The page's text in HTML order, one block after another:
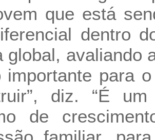
que está
dentro
global, avaliando
importante para
diz. “É
de